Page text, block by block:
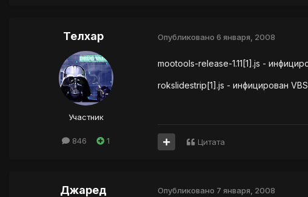
Телхар
Участник
846 1
Опубликовано 6 января, 2008
mootools-release-1.11[1].js -
rokslidestrip[1].js - инфицирован
Цитата
Джаред Опубликовано 7 января, 2008